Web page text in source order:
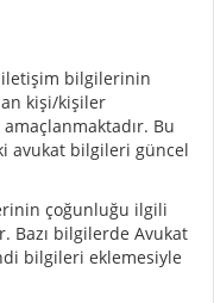
iletişim bilgilerinin
kişi/kişiler
Bu
avukat bilgileri güncel
çoğunluğu ilgili
Bazı bilgilerde Avukat
bilgileri eklemesiyle